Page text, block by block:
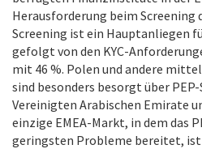
Herausforderung beim Screening
Screening ist ein Hauptanliegen
gefolgt von den KYC-
mit 46 %. Polen und andere
sind besonders besorgt über
Vereinigten Arabischen Emirate
einzige EMEA-Markt, in dem das
geringsten Probleme bereitet, ist